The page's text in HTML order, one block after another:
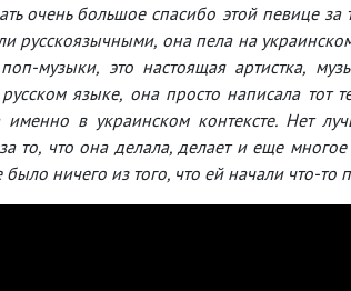
очень большое спасибо этой певице
русскоязычными, она пела на
музыки, это настоящая артистка,
языке, она просто написала тот
именно в украинском контексте. Нет
то, что она делала, делает и еще
было ничего из того, что ей начали что-то